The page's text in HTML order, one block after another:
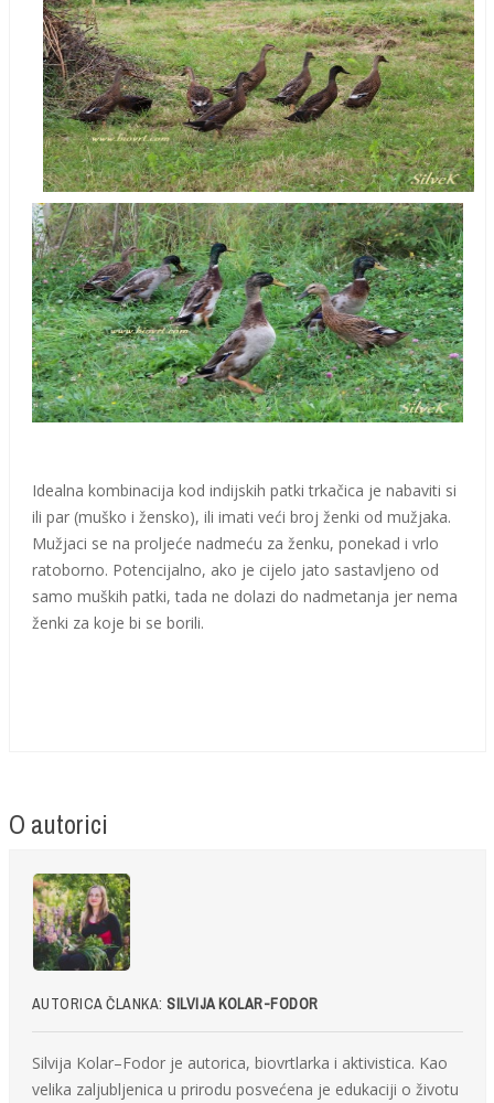
Idealna kombinacija kod indijskih patki trkačica je nabaviti si
ili par (muško i žensko), ili imati veći broj ženki od mužjaka.
Mužjaci se na proljeće nadmeću za ženku, ponekad i vrlo
ratoborno. Potencijalno, ako je cijelo jato sastavljeno od
samo muških patki, tada ne dolazi do nadmetanja jer nema
ženki za koje bi se borili.
O autorici
AUTORICA ČLANKA: SILVIJA KOLAR-FODOR
Silvija Kolar–Fodor je autorica, biovrtlarka i aktivistica. Kao
velika zaljubljenica u prirodu posvećena je edukaciji o životu